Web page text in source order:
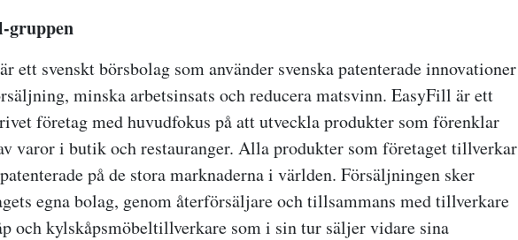
gruppen
ett svenskt börsbolag som använder svenska patenterade innovationer
minska arbetsinsats och reducera matsvinn. EasyFill är ett
företag med huvudfokus på att utveckla produkter som förenklar
varor i butik och restauranger. Alla produkter som företaget tillverkar
på de stora marknaderna i världen. Försäljningen sker
egna bolag, genom återförsäljare och tillsammans med tillverkare
och kylskåpsmöbeltillverkare som i sin tur säljer vidare sina